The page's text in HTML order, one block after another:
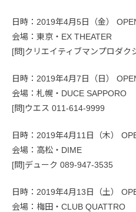
日時：2019年4月5日（金）
会場：東京・EX THEATER
[問]クリエイティブマンプロダ
日時：2019年4月7日（日）
会場：札幌・DUCE SAPPORO
[問]ウエス 011-614-9999
日時：2019年4月11日（木）
会場：高松・DIME
[問]デューク 089-947-3535
日時：2019年4月13日（土）
会場：梅田・CLUB QUATTRO